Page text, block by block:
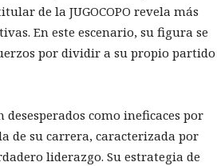
de la JUGOCOPO revela más
En este escenario, su figura se
por dividir a su propio partido
como ineficaces por
de su carrera, caracterizada por
liderazgo. Su estrategia de